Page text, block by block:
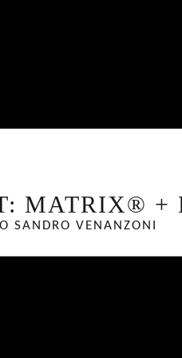
MATRIX® +
SANDRO VENANZONI